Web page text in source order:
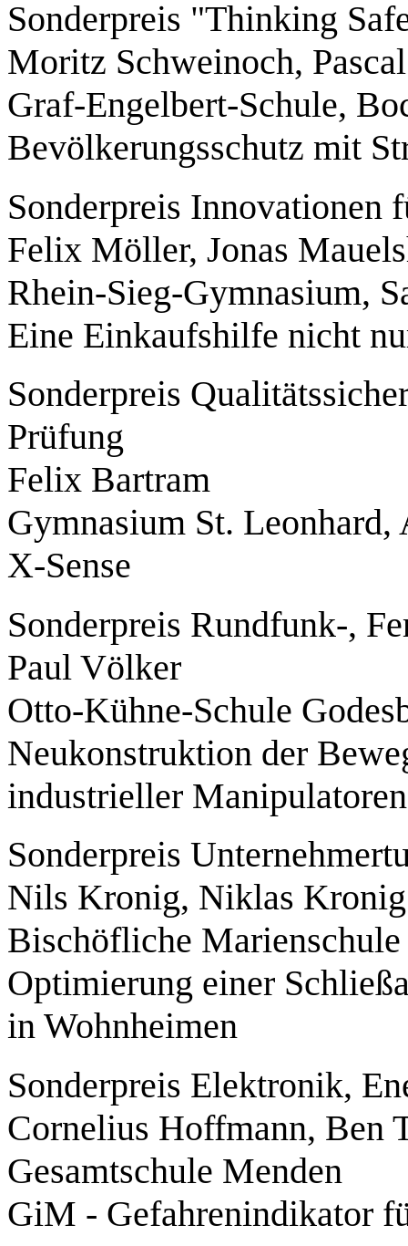
Sonderpreis "Thinking
Moritz Schweinoch,
Graf-Engelbert-Schule,
Bevölkerungsschutz mit
Sonderpreis Innovationen
Felix Möller, Jonas
Rhein-Sieg-Gymnasium,
Eine Einkaufshilfe nicht
Sonderpreis
Prüfung
Felix Bartram
Gymnasium St. Leonhard,
X-Sense
Sonderpreis Rundfunk-,
Paul Völker
Otto-Kühne-Schule
Neukonstruktion der
industrieller Manipulatoren
Sonderpreis
Nils Kronig, Niklas Kronig
Bischöfliche
Optimierung einer
in Wohnheimen
Sonderpreis Elektronik,
Cornelius Hoffmann, Ben
Gesamtschule Menden
GiM - Gefahrenindikator